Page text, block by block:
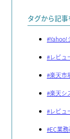
タグから記事
#Yahoo!
#レビュ
#楽天市
#楽天シ
#レビュ
#EC業